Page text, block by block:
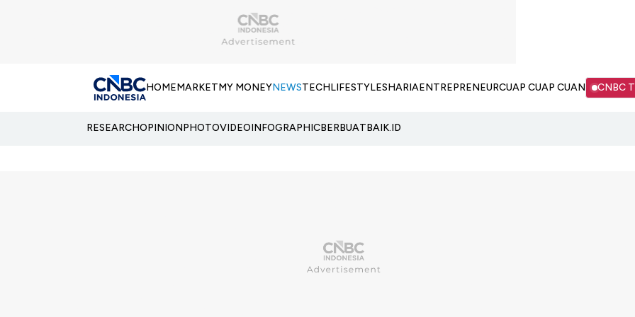
HOMEMARKETMY MONEYNEWSTECHLIFESTYLESHARIAENTREPRENEURCUAP CUAP CUAN CNBC
RESEARCHOPINIONPHOTOVIDEOINFOGRAPHICBERBUATBAIK.ID